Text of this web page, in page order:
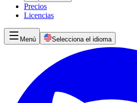
Precios
Licencias
Menú Selecciona el idioma